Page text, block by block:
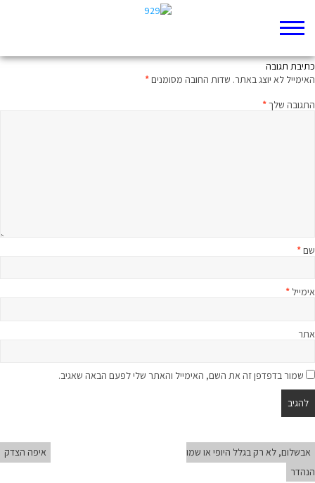
כתיבת תגובה
האימייל לא יוצג באתר. שדות החובה מסומנים*
התגובה שלך*
שם*
אימייל *
אתר
שמור בדפדפן זה את השם, האימייל והאתר שלי לפעם הבאה שאגיב.
אבשלום, לא רק בגלל היופי או שמו
הנהדר
איפה הצדק